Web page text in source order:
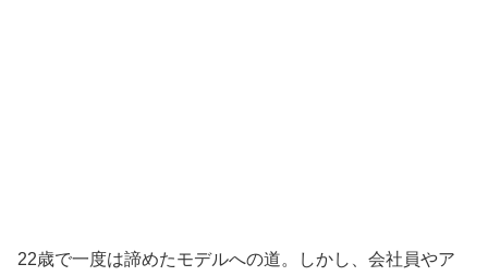
22歳で一度は諦めたモデルへの道。しかし、会社員やア